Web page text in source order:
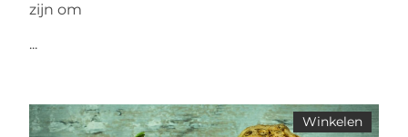
zijn om
...
Winkelen